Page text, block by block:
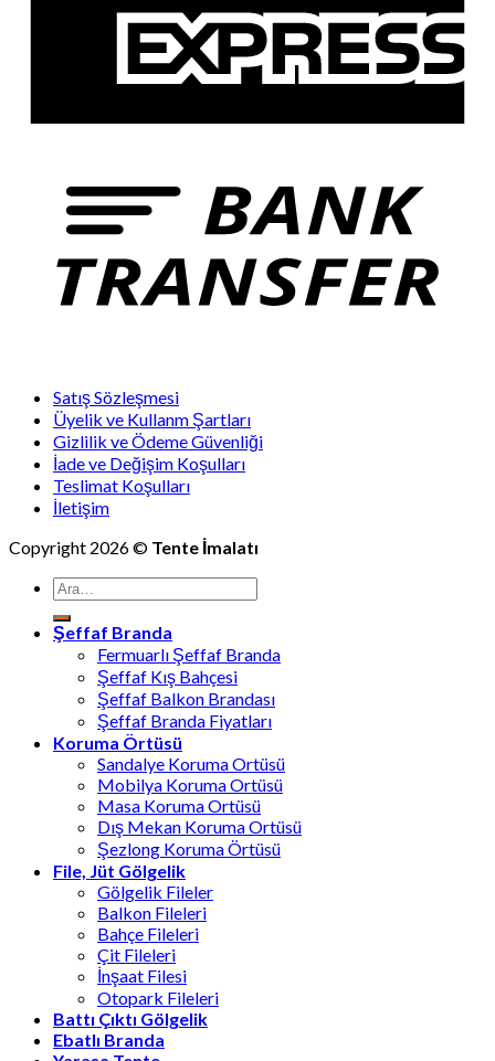
Satış Sözleşmesi
Üyelik ve Kullanm Şartları
Gizlilik ve Ödeme Güvenliği
İade ve Değişim Koşulları
Teslimat Koşulları
İletişim
Copyright 2026 © Tente İmalatı
Ara:
Şeffaf Branda
Fermuarlı Şeffaf Branda
Şeffaf Kış Bahçesi
Şeffaf Balkon Brandası
Şeffaf Branda Fiyatları
Koruma Örtüsü
Sandalye Koruma Ortüsü
Mobilya Koruma Ortüsü
Masa Koruma Ortüsü
Dış Mekan Koruma Ortüsü
Şezlong Koruma Örtüsü
File, Jüt Gölgelik
Gölgelik Fileler
Balkon Fileleri
Bahçe Fileleri
Çit Fileleri
İnşaat Filesi
Otopark Fileleri
Battı Çıktı Gölgelik
Ebatlı Branda